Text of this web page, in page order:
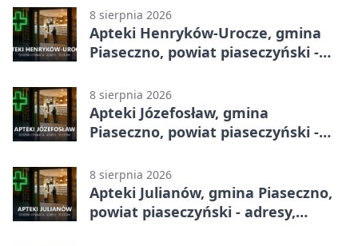
8 sierpnia 2026
Apteki Henryków-Urocze, gmina
Piaseczno, powiat piaseczyński -
8 sierpnia 2026
Apteki Józefosław, gmina
Piaseczno, powiat piaseczyński -
8 sierpnia 2026
Apteki Julianów, gmina Piaseczno,
powiat piaseczyński - adresy,